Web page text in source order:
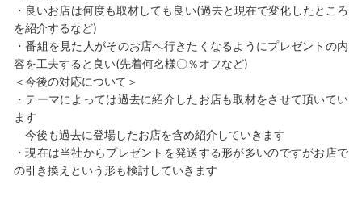
・良いお店は何度も取材しても良い(過去と現在で変化したところ
を紹介するなど)
・番組を見た人がそのお店へ行きたくなるようにプレゼントの内
容を工夫すると良い(先着何名様〇％オフなど)
＜今後の対応について＞
・テーマによっては過去に紹介したお店も取材をさせて頂いてい
ます
今後も過去に登場したお店を含め紹介していきます
・現在は当社からプレゼントを発送する形が多いのですがお店で
の引き換えという形も検討していきます